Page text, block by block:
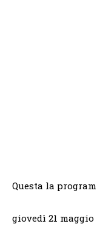
Questa la
giovedì 21